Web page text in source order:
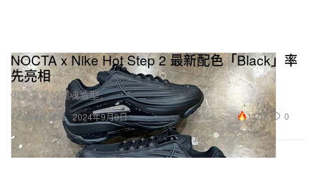
Footwear 球鞋
NOCTA x Nike Hot Step 2 最新配色「Black」率
先亮相
備受喜愛的黑魂造型。
2024年9月9日 11.1K 0